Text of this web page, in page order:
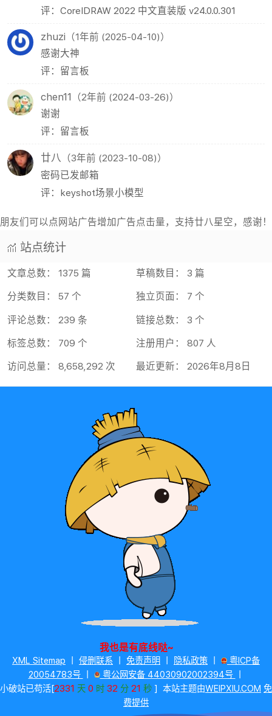
评：CorelDRAW 2022 中文直装版 v24.0.0.301
zhuzi （1年前 (2025-04-10)）
感谢大神
评：留言板
chen11 （2年前 (2024-03-26)）
谢谢
评：留言板
廿八 （3年前 (2023-10-08)）
密码已发邮箱
评：keyshot场景小模型
朋友们可以点网站广告增加广告点击量，支持廿八星空，感谢！
站点统计
文章总数： 1375 篇 草稿数目： 3 篇
分类数目： 57 个 独立页面： 7 个
评论总数： 239 条 链接总数： 3 个
标签总数： 709 个 注册用户： 807 人
访问总量： 8,658,292 次 最近更新： 2026年8月8日
我也是有底线哒~
XML Sitemap 侵删联系 免责声明 隐私政策
粤ICP备
20054783号
粤公网安备 44030902002394号
小破站已苟活[2331 天 0 时 32 分 21 秒 ] 本站主题由WEIPXIU.COM 免
费提供